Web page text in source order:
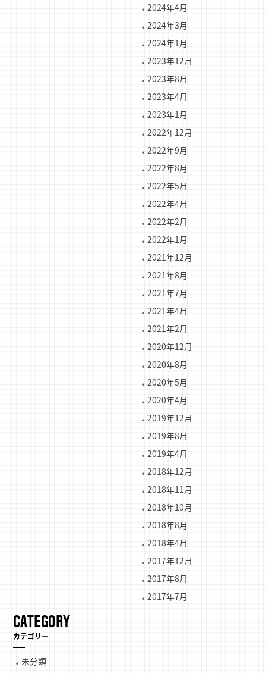
2024年4月
2024年3月
2024年1月
2023年12月
2023年8月
2023年4月
2023年1月
2022年12月
2022年9月
2022年8月
2022年5月
2022年4月
2022年2月
2022年1月
2021年12月
2021年8月
2021年7月
2021年4月
2021年2月
2020年12月
2020年8月
2020年5月
2020年4月
2019年12月
2019年8月
2019年4月
2018年12月
2018年11月
2018年10月
2018年8月
2018年4月
2017年12月
2017年8月
2017年7月
CATEGORY
カテゴリー
未分類